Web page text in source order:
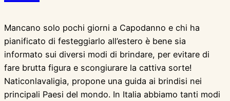
Mancano solo pochi giorni a Capodanno e chi ha
pianificato di festeggiarlo all’estero è bene sia
informato sui diversi modi di brindare, per evitare di
fare brutta figura e scongiurare la cattiva sorte!
Naticonlavaligia, propone una guida ai brindisi nei
principali Paesi del mondo. In Italia abbiamo tanti modi